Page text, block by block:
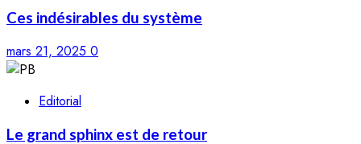
Ces indésirables du système
mars 21, 2025 0
Editorial
Le grand sphinx est de retour